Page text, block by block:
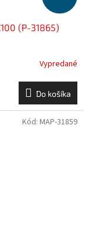
(P-31865)
Vypredané
Do košíka
Kód: MAP-31859